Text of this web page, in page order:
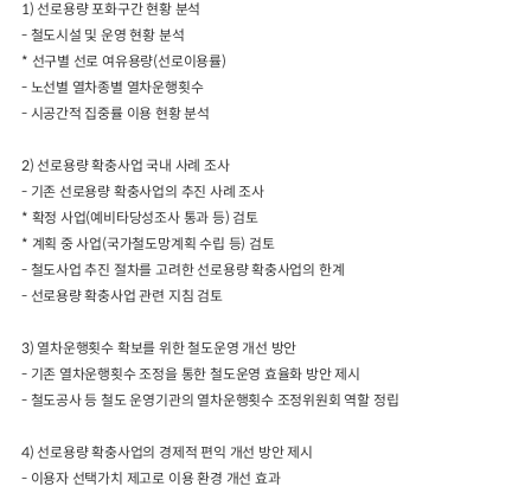
1) 선로용량 포화구간 현황 분석
- 철도시설 및 운영 현황 분석
* 선구별 선로 여유용량(선로이용률)
- 노선별 열차종별 열차운행횟수
- 시공간적 집중률 이용 현황 분석
2) 선로용량 확충사업 국내 사례 조사
- 기존 선로용량 확충사업의 추진 사례 조사
* 확정 사업(예비타당성조사 통과 등) 검토
* 계획 중 사업(국가철도망계획 수립 등) 검토
- 철도사업 추진 절차를 고려한 선로용량 확충사업의 한계
- 선로용량 확충사업 관련 지침 검토
3) 열차운행횟수 확보를 위한 철도운영 개선 방안
- 기존 열차운행횟수 조정을 통한 철도운영 효율화 방안 제시
- 철도공사 등 철도 운영기관의 열차운행횟수 조정위원회 역할 정립
4) 선로용량 확충사업의 경제적 편익 개선 방안 제시
- 이용자 선택가치 제고로 이용 환경 개선 효과